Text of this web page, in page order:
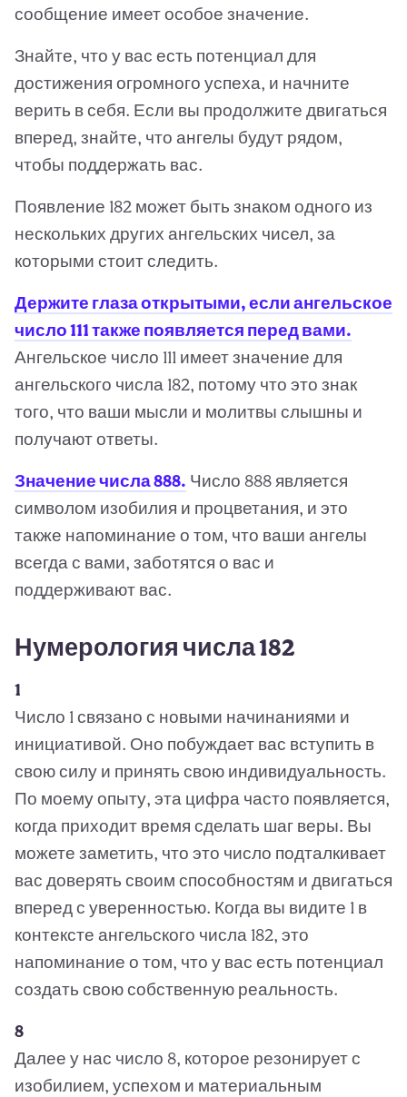
сообщение имеет особое значение.
Знайте, что у вас есть потенциал для
достижения огромного успеха, и начните
верить в себя. Если вы продолжите двигаться
вперед, знайте, что ангелы будут рядом,
чтобы поддержать вас.
Появление 182 может быть знаком одного из
нескольких других ангельских чисел, за
которыми стоит следить.
Держите глаза открытыми, если ангельское
число 111 также появляется перед вами.
Ангельское число 111 имеет значение для
ангельского числа 182, потому что это знак
того, что ваши мысли и молитвы слышны и
получают ответы.
Значение числа 888. Число 888 является
символом изобилия и процветания, и это
также напоминание о том, что ваши ангелы
всегда с вами, заботятся о вас и
поддерживают вас.
Нумерология числа 182
1
Число 1 связано с новыми начинаниями и
инициативой. Оно побуждает вас вступить в
свою силу и принять свою индивидуальность.
По моему опыту, эта цифра часто появляется,
когда приходит время сделать шаг веры. Вы
можете заметить, что это число подталкивает
вас доверять своим способностям и двигаться
вперед с уверенностью. Когда вы видите 1 в
контексте ангельского числа 182, это
напоминание о том, что у вас есть потенциал
создать свою собственную реальность.
8
Далее у нас число 8, которое резонирует с
изобилием, успехом и материальным